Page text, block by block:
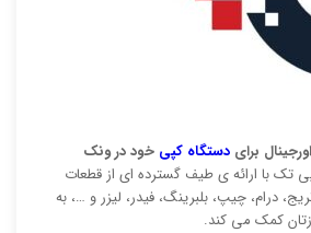
برای دستگاه کپی خود در ونک
تک با ارائه ی طیف گسترده ای از قطعات
درام، چیپ، بلبرینگ، فیدر، لیزر و …، به
کمک می کند.